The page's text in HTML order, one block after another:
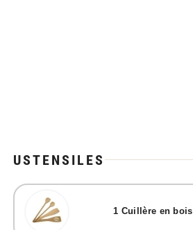
USTENSILES
1 Cuillère en bois